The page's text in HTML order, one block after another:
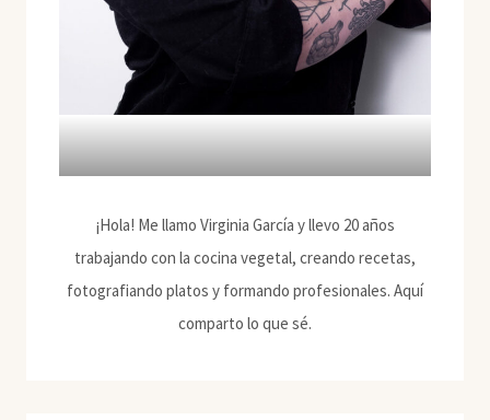
¡Hola! Me llamo Virginia García y llevo 20 años
trabajando con la cocina vegetal, creando recetas,
fotografiando platos y formando profesionales. Aquí
comparto lo que sé.